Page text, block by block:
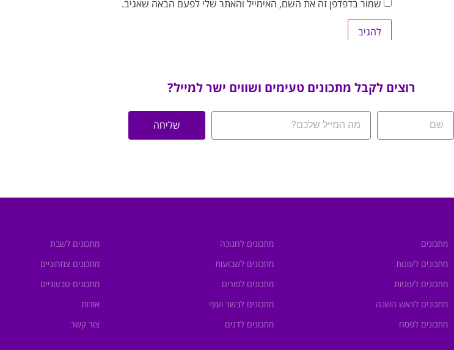
שמור בדפדפן זה את השם, האימייל והאתר שלי לפעם הבאה שאגיב.
רוצים לקבל מתכונים טעימים ושווים ישר למייל?
שליחה
מתכונים
מתכונים לעוגות
מתכונים לעוגיות
מתכונים לראש השנה
מתכונים לפסח
מתכונים לחנוכה
מתכונים לשבועות
מתכונים לפורים
מתכונים לבשר ועוף
מתכונים לדגים
מתכונים לשבת
מתכונים צמחוניים
מתכונים טבעוניים
אודות
צור קשר